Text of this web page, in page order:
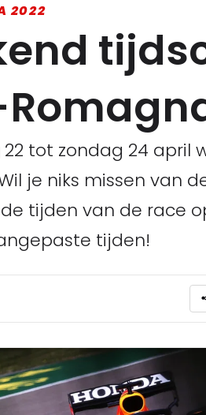
2022
tot zondag 24 april
je niks missen van
tijden van de race
tijden!